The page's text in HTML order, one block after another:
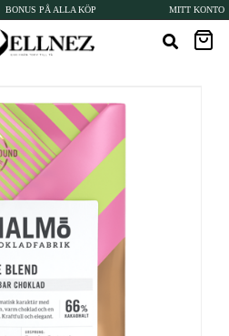
BONUS PÅ ALLA KÖP MITT KONTO